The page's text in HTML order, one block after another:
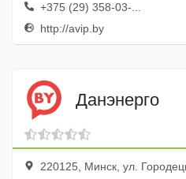
+375 (29) 358-03-...
http://avip.by
Данэнерго
220125, Минск, ул.